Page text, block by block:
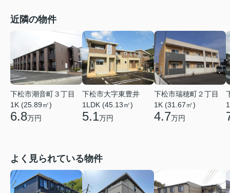
近隣の物件
下松市潮音町３丁目
1K (25.89㎡)
6.8万円
下松市大字東豊井
1LDK (45.13㎡)
5.1万円
下松市瑞穂町２丁目
1K (31.67㎡)
4.7万円
よく見られている物件